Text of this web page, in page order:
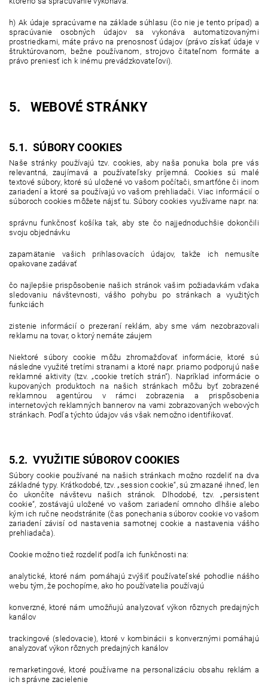
h) Ak údaje spracúvame na základe súhlasu (čo nie je tento prípad) a
spracúvanie osobných údajov sa vykonáva automatizovanými
prostriedkami, máte právo na prenosnosť údajov (právo získať údaje v
štruktúrovanom, bežne používanom, strojovo čitateľnom formáte a
právo preniesť ich k inému prevádzkovateľovi).
5. WEBOVÉ STRÁNKY
5.1. SÚBORY COOKIES
Naše stránky používajú tzv. cookies, aby naša ponuka bola pre vás
relevantná, zaujímavá a používateľsky príjemná. Cookies sú malé
textové súbory, ktoré sú uložené vo vašom počítači, smartfóne či inom
zariadení a ktoré sa používajú vo vašom prehliadači. Viac informácií o
súboroch cookies môžete nájsť tu. Súbory cookies využívame napr. na:
správnu funkčnosť košíka tak, aby ste čo najjednoduchšie dokončili
svoju objednávku
zapamätanie vašich prihlasovacích údajov, takže ich nemusíte
opakovane zadávať
čo najlepšie prispôsobenie našich stránok vašim požiadavkám vďaka
sledovaniu návštevnosti, vášho pohybu po stránkach a využitých
funkciách
zistenie informácií o prezeraní reklám, aby sme vám nezobrazovali
reklamu na tovar, o ktorý nemáte záujem
Niektoré súbory cookie môžu zhromažďovať informácie, ktoré sú
následne využité tretími stranami a ktoré napr. priamo podporujú naše
reklamné aktivity (tzv. „cookie tretích strán“). Napríklad informácie o
kupovaných produktoch na našich stránkach môžu byť zobrazené
reklamnou agentúrou v rámci zobrazenia a prispôsobenia
internetových reklamných bannerov na vami zobrazovaných webových
stránkach. Podľa týchto údajov vás však nemožno identifikovať.
5.2. VYUŽITIE SÚBOROV COOKIES
Súbory cookie používané na našich stránkach možno rozdeliť na dva
základné typy. Krátkodobé, tzv. „session cookie“, sú zmazané ihneď, len
čo ukončíte návštevu našich stránok. Dlhodobé, tzv. „persistent
cookie“, zostávajú uložené vo vašom zariadení omnoho dlhšie alebo
kým ich ručne neodstránite (čas ponechania súborov cookie vo vašom
zariadení závisí od nastavenia samotnej cookie a nastavenia vášho
prehliadača).
Cookie možno tiež rozdeliť podľa ich funkčnosti na:
analytické, ktoré nám pomáhajú zvýšiť používateľské pohodlie nášho
webu tým, že pochopíme, ako ho používatelia používajú
konverzné, ktoré nám umožňujú analyzovať výkon rôznych predajných
kanálov
trackingové (sledovacie), ktoré v kombinácii s konverznými pomáhajú
analyzovať výkon rôznych predajných kanálov
remarketingové, ktoré používame na personalizáciu obsahu reklám a
ich správne zacielenie